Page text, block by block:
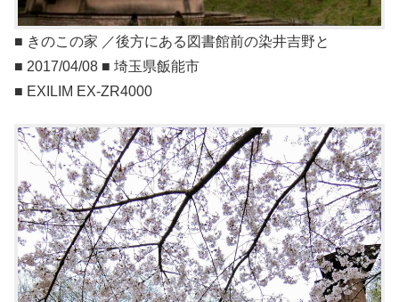
■ きのこの家 ／後方にある図書館前の染井吉野と
■ 2017/04/08 ■ 埼玉県飯能市
■ EXILIM EX-ZR4000